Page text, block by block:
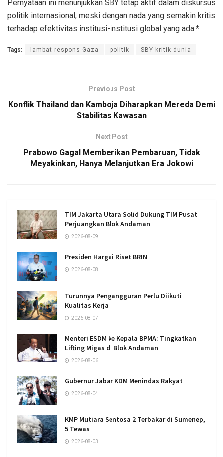
Pernyataan ini menunjukkan SBY tetap aktif dalam diskursus
politik internasional, meski dengan nada yang semakin kritis
terhadap efektivitas institusi-institusi global yang ada.*
Tags: lambat respons Gaza politik SBY kritik dunia
Previous Post
Konflik Thailand dan Kamboja Diharapkan Mereda Demi
Stabilitas Kawasan
Next Post
Prabowo Gagal Memberikan Pembaruan, Tidak
Meyakinkan, Hanya Melanjutkan Era Jokowi
TIM Jakarta Utara Solid Dukung TIM Pusat
Perjuangkan Blok Andaman
2026-08-09
Presiden Hargai Riset BRIN
2026-08-08
Turunnya Pengangguran Perlu Diikuti
Kualitas Kerja
2026-08-07
Menteri ESDM ke Kepala BPMA: Tingkatkan
Lifting Migas di Blok Andaman
2026-08-06
Gubernur Jabar KDM Menindas Rakyat
2026-08-04
KMP Mutiara Sentosa 2 Terbakar di Sumenep,
5 Tewas
2026-08-03